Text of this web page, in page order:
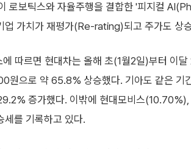
로보틱스와 자율주행을 결합한 '피지컬
업 가치가 재평가(Re-rating)되고 주가도 상
따르면 현대차는 올해 초(1월2일)부터 이
원으로 약 65.8% 상승했다. 기아도 같은 기
증가했다. 이밖에 현대모비스(10.70%),
를 기록하고 있다.